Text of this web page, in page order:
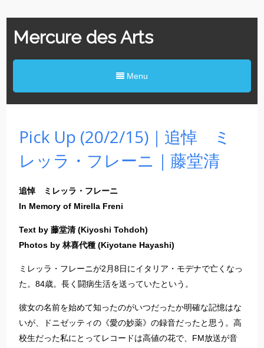
Mercure des Arts
Menu
Pick Up (20/2/15)｜追悼 ミ
レッラ・フレーニ｜藤堂清
追悼 ミレッラ・フレーニ
In Memory of Mirella Freni
Text by 藤堂清 (Kiyoshi Tohdoh)
Photos by 林喜代種 (Kiyotane Hayashi)
ミレッラ・フレーニが2月8日にイタリア・モデナで亡くなっ
た。84歳。長く闘病生活を送っていたという。
彼女の名前を始めて知ったのがいつだったか明確な記憶はな
いが、ドニゼッティの《愛の妙薬》の録音だったと思う。高
校生だった私にとってレコードは高値の花で、FM放送が音